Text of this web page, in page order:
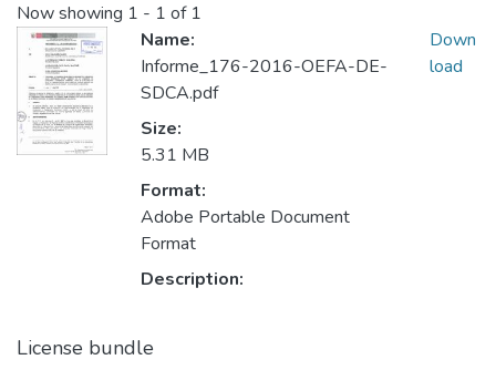
Now showing 1 - 1 of 1
Name:
Informe_176-2016-OEFA-DE-
SDCA.pdf
Size:
5.31 MB
Format:
Adobe Portable Document
Format
Description:
Down
load
License bundle